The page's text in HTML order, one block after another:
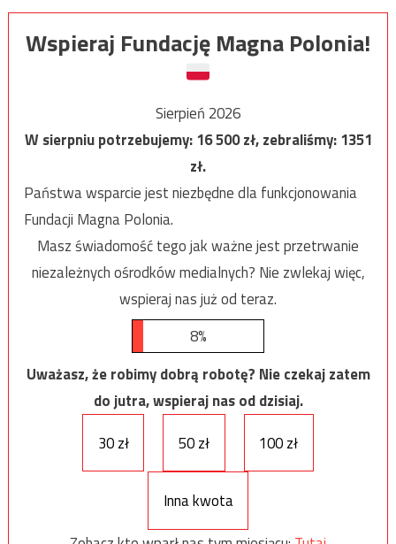
Wspieraj Fundację Magna Polonia!
Sierpień 2026
W sierpniu potrzebujemy:16 500zł, zebraliśmy:1351
zł.
Państwa wsparcie jest niezbędne dla funkcjonowania
Fundacji Magna Polonia.
Masz świadomość tego jak ważne jest przetrwanie
niezależnych ośrodków medialnych? Nie zwlekaj więc,
wspieraj nas już od teraz.
8%
Uważasz, że robimy dobrą robotę? Nie czekaj zatem
do jutra, wspieraj nas od dzisiaj.
30 zł
50 zł 100 zł
Inna kwota